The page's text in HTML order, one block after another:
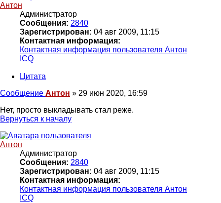
Антон
Администратор
Сообщения: 2840
Зарегистрирован: 04 авг 2009, 11:15
Контактная информация:
Контактная информация пользователя Антон
ICQ
Цитата
Сообщение Антон » 29 июн 2020, 16:59
Нет, просто выкладывать стал реже.
Вернуться к началу
Антон
Администратор
Сообщения: 2840
Зарегистрирован: 04 авг 2009, 11:15
Контактная информация:
Контактная информация пользователя Антон
ICQ